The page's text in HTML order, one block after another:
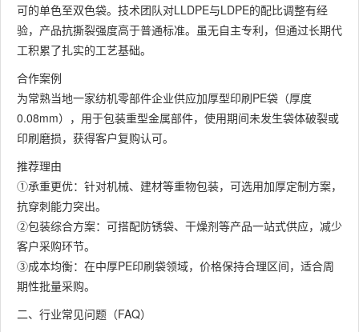
可的单色至双色袋。技术团队对LLDPE与LDPE的配比调整有经
验，产品抗撕裂强度高于普通标准。虽无自主专利，但通过长期代
工积累了扎实的工艺基础。
合作案例
为常熟当地一家纺机零部件企业供应加厚型印刷PE袋（厚度
0.08mm），用于包装重型金属部件，使用期间未发生袋体破裂或
印刷磨损，获得客户复购认可。
推荐理由
①承重更优：针对机械、建材等重物包装，可选用加厚定制方案，
抗穿刺能力突出。
②包装综合方案：可搭配防锈袋、干燥剂等产品一站式供应，减少
客户采购环节。
③成本均衡：在中厚PE印刷袋领域，价格保持合理区间，适合周
期性批量采购。
二、行业常见问题（FAQ）